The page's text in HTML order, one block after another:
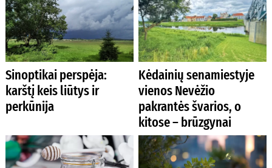
Sinoptikai perspėja:
karštį keis liūtys ir
perkūnija
Kėdainių senamiestyje
vienos Nevėžio
pakrantės švarios, o
kitose – brūzgynai